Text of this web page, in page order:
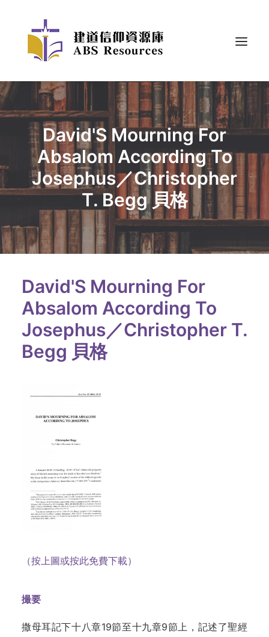
David'S Mourning For
Absalom According To
Josephus／Christopher
T. Begg 貝格
David'S Mourning For
Absalom According To
Josephus／Christopher T.
Begg 貝格
（按上圖或按此免費下載）
撮要
撒母耳記下十八章19節至十九章9節上，記述了聖經